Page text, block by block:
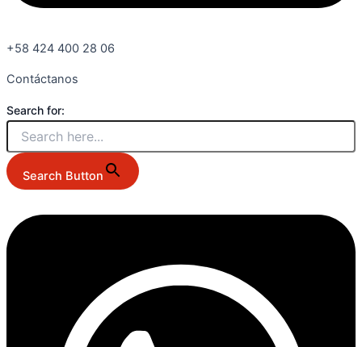
+58 424 400 28 06
Contáctanos
Search for:
Search Button